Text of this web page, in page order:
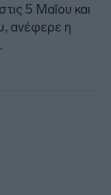
5 Μαΐου και
ανέφερε η